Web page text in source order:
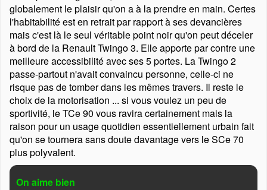
globalement le plaisir qu'on a à la prendre en main. Certes
l'habitabilité est en retrait par rapport à ses devancières
mais c'est là le seul véritable point noir qu'on peut déceler
à bord de la Renault Twingo 3. Elle apporte par contre une
meilleure accessibilité avec ses 5 portes. La Twingo 2
passe-partout n'avait convaincu personne, celle-ci ne
risque pas de tomber dans les mêmes travers. Il reste le
choix de la motorisation ... si vous voulez un peu de
sportivité, le TCe 90 vous ravira certainement mais la
raison pour un usage quotidien essentiellement urbain fait
qu'on se tournera sans doute davantage vers le SCe 70
plus polyvalent.
On aime bien